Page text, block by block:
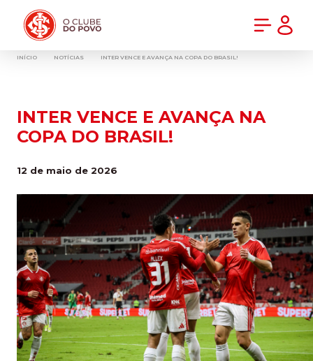
INÍCIO NOTÍCIAS INTER VENCE E AVANÇA NA COPA DO BRASIL!
INTER VENCE E AVANÇA NA
COPA DO BRASIL!
12 de maio de 2026